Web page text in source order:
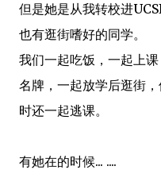
但是她是从我转校进
也有逛街嗜好的同学。
我们一起吃饭，一起上
名牌，一起放学后逛街
时还一起逃课。
有她在的时候... ....